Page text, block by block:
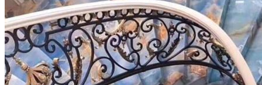
Các Loại Đá Khác
Kính Màu Ốp Bếp
Mặt Hàng nhập khẩu Container
Vách Tivi ỐP Đá Cao Cấp